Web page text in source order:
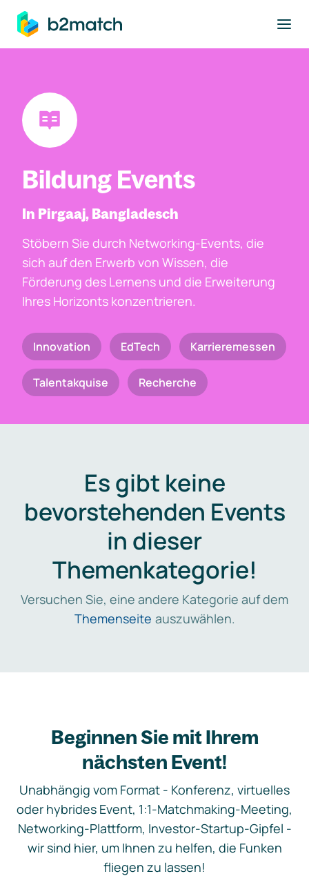
springen
Bildung Events
In Pirgaaj, Bangladesch
Stöbern Sie durch Networking-Events, die
sich auf den Erwerb von Wissen, die
Förderung des Lernens und die Erweiterung
Ihres Horizonts konzentrieren.
Innovation EdTech Karrieremessen
Talentakquise Recherche
Es gibt keine
bevorstehenden Events
in dieser
Themenkategorie!
Versuchen Sie, eine andere Kategorie auf dem
Themenseite auszuwählen.
Beginnen Sie mit Ihrem
nächsten Event!
Unabhängig vom Format - Konferenz, virtuelles
oder hybrides Event, 1:1-Matchmaking-Meeting,
Networking-Plattform, Investor-Startup-Gipfel -
wir sind hier, um Ihnen zu helfen, die Funken
fliegen zu lassen!